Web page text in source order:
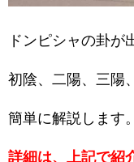
ドンピシャの卦が
初陰、二陽、三陽
簡単に解説します。
詳細は、上記で紹